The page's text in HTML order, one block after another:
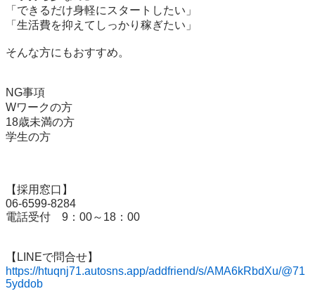
「できるだけ身軽にスタートしたい」
「生活費を抑えてしっかり稼ぎたい」
そんな方にもおすすめ。
NG事項
Wワークの方
18歳未満の方
学生の方
【採用窓口】
06-6599-8284
電話受付　9：00～18：00
https://htuqnj71.autosns.app/addfriend/s/AMA6kRbdXu/@71
5yddob